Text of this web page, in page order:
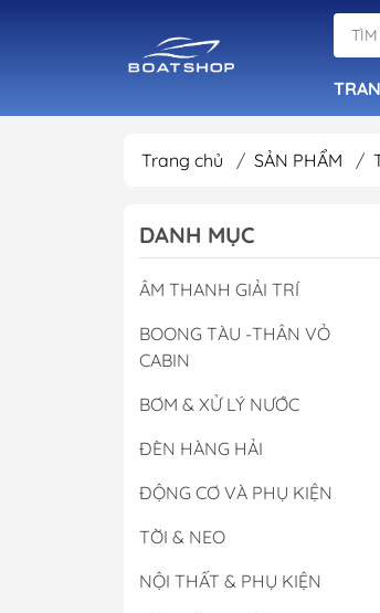
Trang chủ / SẢN PHẨM /
DANH MỤC
ÂM THANH GIẢI TRÍ
BOONG TÀU -THÂN VỎ
CABIN
BƠM & XỬ LÝ NƯỚC
ĐÈN HÀNG HẢI
ĐỘNG CƠ VÀ PHỤ KIỆN
TỜI & NEO
NỘI THẤT & PHỤ KIỆN